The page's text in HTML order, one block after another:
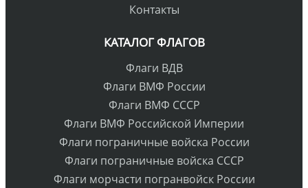
Контакты
КАТАЛОГ ФЛАГОВ
Флаги ВДВ
Флаги ВМФ России
Флаги ВМФ СССР
Флаги ВМФ Российской Империи
Флаги пограничные войска России
Флаги пограничные войска СССР
Флаги морчасти погранвойск России